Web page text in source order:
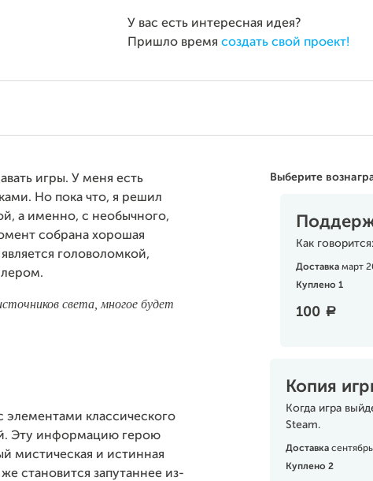
У вас есть интересная идея?
Пришло время создать свой проект!
Выберите
Как
Доставкамарт
Куплено 1
100 a
Копия
Когда игра
Steam.
Доставка
Куплено 2
игры. У меня есть
Но пока что, я решил
а именно, с необычного,
собрана хорошая
головоломкой,
света, многое будет
элементами классического
Эту информацию герою
мистическая и истинная
становится запутаннее из-